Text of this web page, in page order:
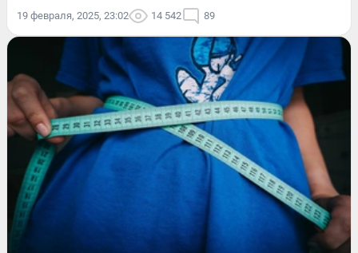
19 февраля, 2025, 23:02 14 542 89